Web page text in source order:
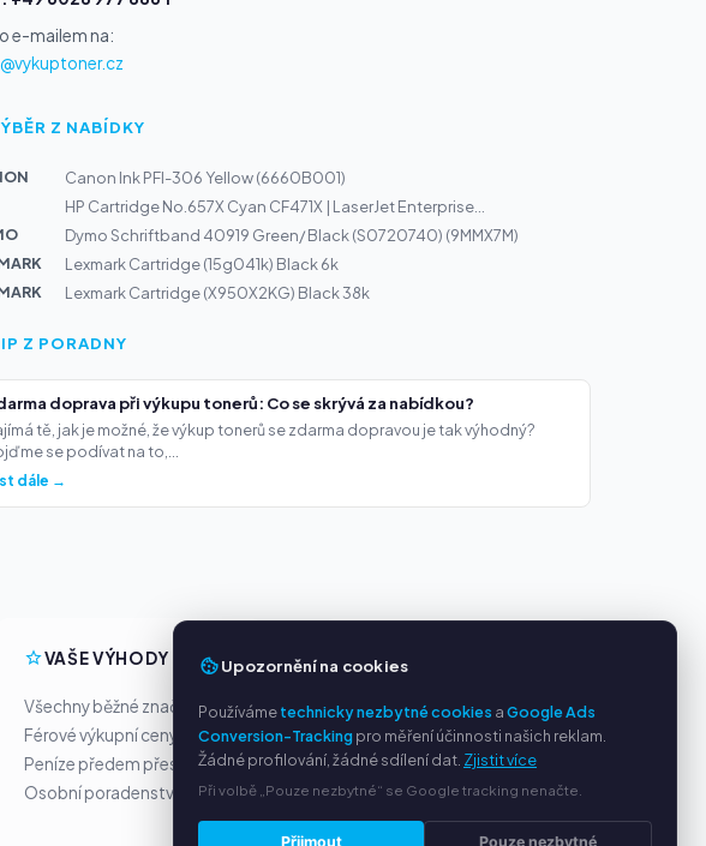
e-mailem na:
Z NABÍDKY
Canon Ink PFI-306 Yellow (6660B001)
HP Cartridge No.657X Cyan CF471X | LaserJet Enterprise...
Dymo Schriftband 40919 Green/ Black (S0720740) (9MMX7M)
Lexmark Cartridge (15g041k) Black 6k
Lexmark Cartridge (X950X2KG) Black 38k
Z PORADNY
doprava při výkupu tonerů: Co se skrývá za nabídkou?
tě, jak je možné, že výkup tonerů se zdarma dopravou je tak výhodný?
se podívat na to,...
dále →
VAŠE VÝHODY
Všechny běžné značky
Férové výkupní ceny
Peníze předem přes PayPal
Osobní poradenství
SLUŽBY
O nás
Ochrana osobních údajů
Kontakt / Právní informace
Časté dotazy (FAQ)
Poradna
Upozornění na cookies
Používámetechnicky nezbytné cookies aGoogle Ads
Conversion-Trackingpro měření účinnosti našich reklam.
Žádné profilování, žádné sdílení dat. Zjistit více
Při volbě „Pouze nezbytné“ se Google tracking nenačte.
Přijmout Pouze nezbytné